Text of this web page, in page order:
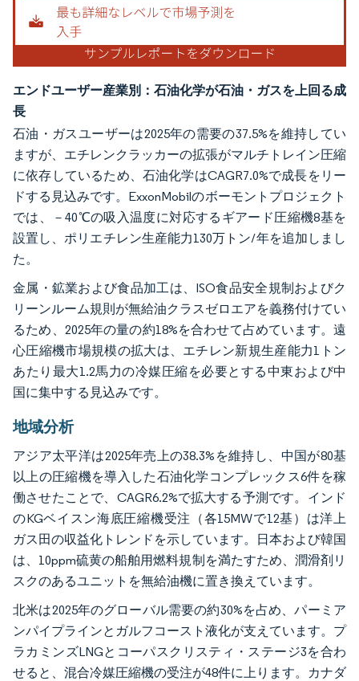
エンドユーザー産業別：石油化学が石油・ガスを上回る成
長
石油・ガスユーザーは2025年の需要の37.5%を維持してい
ますが、エチレンクラッカーの拡張がマルチトレイン圧縮
に依存しているため、石油化学はCAGR7.0%で成長をリー
ドする見込みです。ExxonMobilのボーモントプロジェクト
では、－40℃の吸入温度に対応するギアード圧縮機8基を
設置し、ポリエチレン生産能力130万トン/年を追加しまし
た。
金属・鉱業および食品加工は、ISO食品安全規制およびク
リーンルーム規則が無給油クラスゼロエアを義務付けてい
るため、2025年の量の約18%を合わせて占めています。遠
心圧縮機市場規模の拡大は、エチレン新規生産能力1トン
あたり最大1.2馬力の冷媒圧縮を必要とする中東および中
国に集中する見込みです。
地域分析
アジア太平洋は2025年売上の38.3%を維持し、中国が80基
以上の圧縮機を導入した石油化学コンプレックス6件を稼
働させたことで、CAGR6.2%で拡大する予測です。インド
のKGベイスン海底圧縮機受注（各15MWで12基）は洋上
ガス田の収益化トレンドを示しています。日本および韓国
は、10ppm硫黄の船舶用燃料規制を満たすため、潤滑剤リ
スクのあるユニットを無給油機に置き換えています。
北米は2025年のグローバル需要の約30%を占め、パーミア
ンパイプラインとガルフコースト液化が支えています。プ
ラカミンズLNGとコーパスクリスティ・ステージ3を合わ
せると、混合冷媒圧縮機の受注が48件に上ります。カナダ